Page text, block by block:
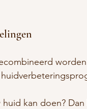
kan doen?